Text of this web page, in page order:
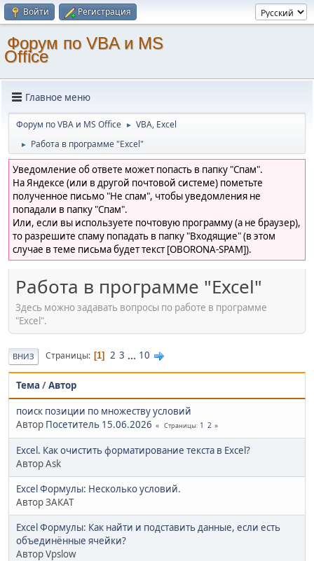
Войти Регистрация
Форум по VBA и MS
Office
Главное меню
Форум по VBA и MS Office ► VBA, Excel
► Работа в программе "Excel"
Уведомление об ответе может попасть в папку "Спам".
На Яндексе (или в другой почтовой системе) пометьте
полученное письмо "Не спам", чтобы уведомления не
попадали в папку "Спам".
Или, если вы используете почтовую программу (а не браузер),
то разрешите спаму попадать в папку "Входящие" (в этом
случае в теме письма будет текст [OBORONA-SPAM]).
Работа в программе "Excel"
Здесь можно задавать вопросы по работе в программе
"Excel".
ВНИЗ Страницы 1 2 3 ... 10
Тема /Автор
поиск позиции по множеству условий
Автор Посетитель 15.06.2026 Страницы 1 2
Excel. Как очистить форматирование текста в Excel?
Автор Ask
Excel Формулы: Несколько условий.
Автор ЗАКАТ
Excel Формулы: Как найти и подставить данные, если есть
объединённые ячейки?
Автор Vpslow